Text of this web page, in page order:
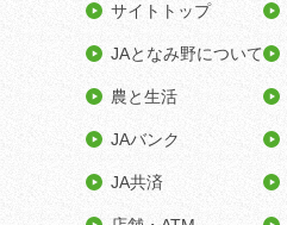
サイトトップ
JAとなみ野について
農と生活
JAバンク
JA共済